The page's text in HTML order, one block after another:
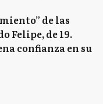
de las
Felipe, de 19.
confianza en su